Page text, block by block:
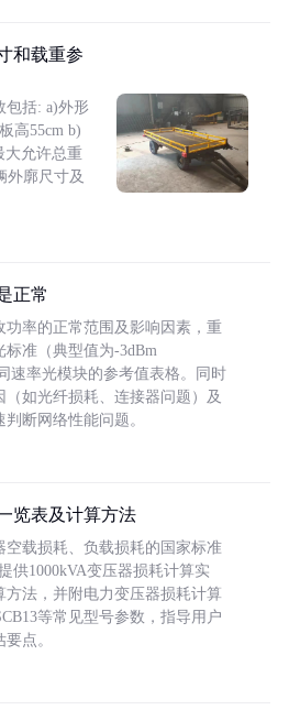
和载重参
包括: a)外形
高55cm b)
大允许总重
外廓尺寸及
正常
功率的正常范围及影响因素，重
标准（典型值为-3dBm
速率光模块的参考值表格。同时
如光纤损耗、连接器问题）及
断网络性能问题。
览表及计算方法
空载损耗、负载损耗的国家标准
供1000kVA变压器损耗计算实
方法，并附电力变压器损耗计算
等常见型号参数，指导用户
点。